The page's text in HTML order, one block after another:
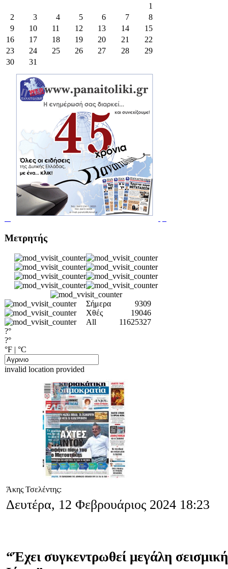
1
2
3 4 5 6 7
8
9
10 11 12 13 14
15
16
17 18 19 20 21
22
23
24 25 26 27 28
29
30
31
Μετρητής
Σήμερα
9309
Χθές
19046
All
11625327
?°
?°
°F | °C
invalid location provided
Άκης Τσελέντης:
Δευτέρα, 12 Φεβρουάριος 2024 18:23
“Έχει συγκεντρωθεί μεγάλη